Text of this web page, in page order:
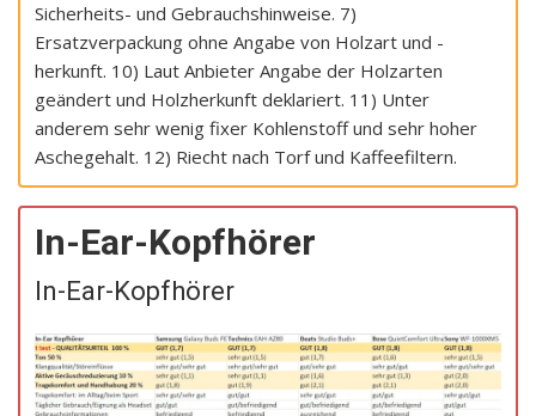
Sicherheits- und Gebrauchshinweise. 7)
Ersatzverpackung ohne Angabe von Holzart und -
herkunft. 10) Laut Anbieter Angabe der Holzarten
geändert und Holzherkunft deklariert. 11) Unter
anderem sehr wenig fixer Kohlenstoff und sehr hoher
Aschegehalt. 12) Riecht nach Torf und Kaffeefiltern.
In-Ear-Kopfhörer
In-Ear-Kopfhörer